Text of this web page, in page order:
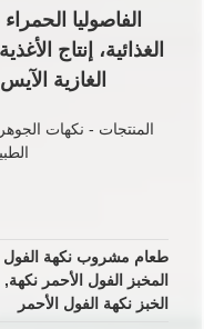
الفاصوليا
الغذائية، إنتاج
الغازية
المنتجات - نكهات
طعام مشروب نكهة الفول
المخبز الفول الأحمر نكهة,
الخبز نكهة الفول الأحمر